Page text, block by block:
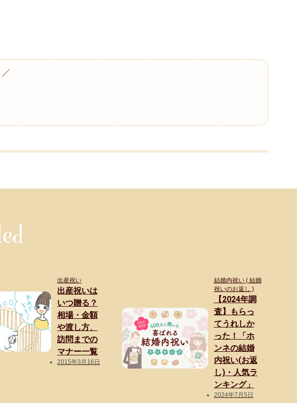
出産祝い
出産祝いは
いつ贈る？
相場・金額
や渡し方、
訪問までの
マナー一覧
2015年3月16日
結婚内祝い ( 結婚
祝いのお返し )
【2024年調
査】もらっ
てうれしか
った！「ホ
ンネの結婚
内祝い(お返
し)・人気ラ
ンキング」
2024年7月5日